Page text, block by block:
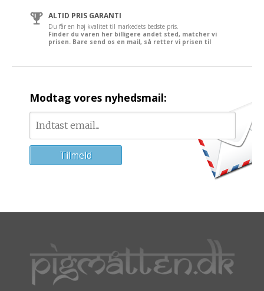
ALTID PRIS GARANTI
Du får en høj kvalitet til markedets bedste pris.
Finder du varen her billigere andet sted, matcher vi
prisen. Bare send os en mail, så retter vi prisen til
Modtag vores nyhedsmail: